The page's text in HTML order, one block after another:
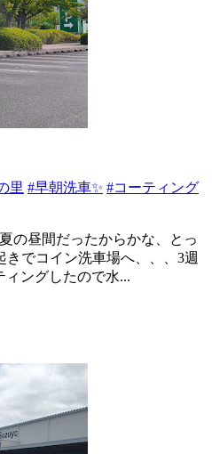
里 #早朝洗車✨ #コーティング
の昼間だったからかな、とっ
でコイン洗車場へ、、、3週
ィングしたので水...